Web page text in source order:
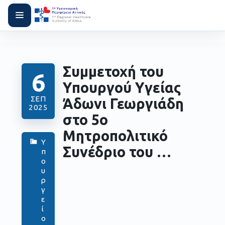
6
ΣΕΠ
2025
Υ
π
ο
υ
ρ
γ
ε
ί
ο
Συμμετοχή του
Υπουργού Υγείας
Άδωνι Γεωργιάδη
στο 5o
Μητροπολιτικό
Συνέδριο του …